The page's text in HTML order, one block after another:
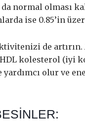
da normal olması
ise 0.85’in
de
kolesterol (iyi
olur ve